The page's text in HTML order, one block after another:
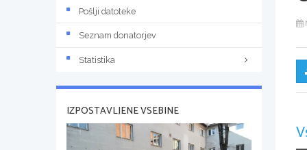
Pošlji datoteke
Seznam donatorjev
Statistika
IZPOSTAVLJENE VSEBINE